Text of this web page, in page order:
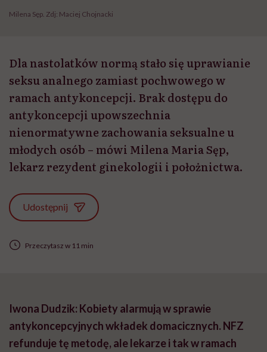
Milena Sęp. Zdj: Maciej Chojnacki
Dla nastolatków normą stało się uprawianie
seksu analnego zamiast pochwowego w
ramach antykoncepcji. Brak dostępu do
antykoncepcji upowszechnia
nienormatywne zachowania seksualne u
młodych osób – mówi Milena Maria Sęp,
lekarz rezydent ginekologii i położnictwa.
Udostępnij
Przeczytasz w 11 min
Iwona Dudzik: Kobiety alarmują w sprawie
antykoncepcyjnych wkładek domacicznych. NFZ
refunduje tę metodę, ale lekarze i tak w ramach